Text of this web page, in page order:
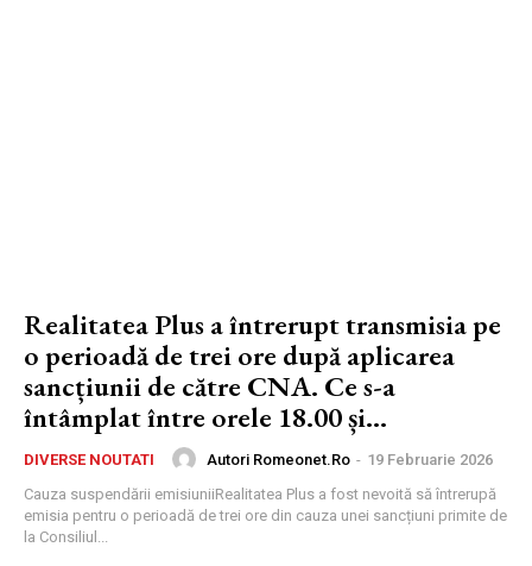
Realitatea Plus a întrerupt transmisia pe
o perioadă de trei ore după aplicarea
sancțiunii de către CNA. Ce s-a
întâmplat între orele 18.00 și...
DIVERSE NOUTATI Autori Romeonet.ro - 19 Februarie 2026
Cauza suspendării emisiuniiRealitatea Plus a fost nevoită să întrerupă
emisia pentru o perioadă de trei ore din cauza unei sancțiuni primite de
la Consiliul...